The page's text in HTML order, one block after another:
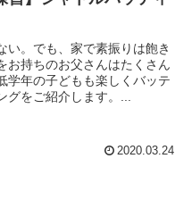
い。でも、家で素振りは飽き
お持ちのお父さんはたくさん
学年の子どもも楽しくバッテ
をご紹介します。...
2020.03.24